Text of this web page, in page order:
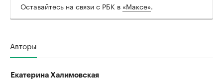
Оставайтесь на связи с РБК в «Максе».
Авторы
Екатерина Халимовская